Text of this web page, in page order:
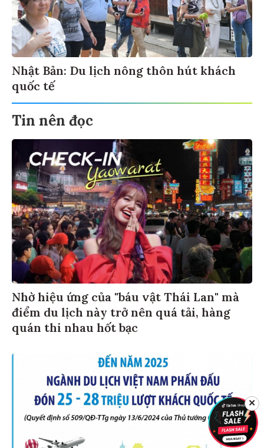
Nhật Bản: Du lịch nông thôn hút khách
quốc tế
Tin nên đọc
Nhờ hiệu ứng của "báu vật Thái Lan" mà
điểm du lịch này trở nên quá tải, hàng
quán thi nhau hốt bạc
✕